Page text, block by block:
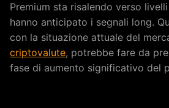
Premium sta risalendo verso
hanno anticipato i segnali long.
con la situazione attuale del
criptovalute, potrebbe fare da
fase di aumento significativo del